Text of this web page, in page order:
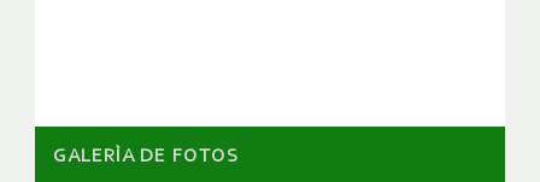
GALERÌA DE FOTOS